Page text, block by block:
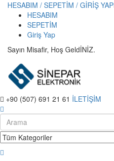
HESABIM / SEPETİM / GİRİŞ YAP
HESABIM
SEPETİM
Giriş Yap
Sayın Misafir, Hoş GeldİNİZ.
+90 (507) 691 21 61 İLETİŞİM